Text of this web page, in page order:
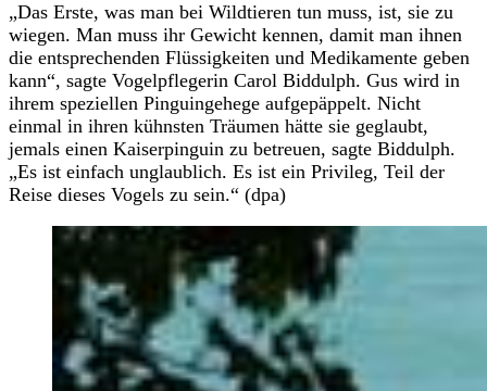
„Das Erste, was man bei Wildtieren tun muss, ist, sie zu
wiegen. Man muss ihr Gewicht kennen, damit man ihnen
die entsprechenden Flüssigkeiten und Medikamente geben
kann“, sagte Vogelpflegerin Carol Biddulph. Gus wird in
ihrem speziellen Pinguingehege aufgepäppelt. Nicht
einmal in ihren kühnsten Träumen hätte sie geglaubt,
jemals einen Kaiserpinguin zu betreuen, sagte Biddulph.
„Es ist einfach unglaublich. Es ist ein Privileg, Teil der
Reise dieses Vogels zu sein.“ (dpa)